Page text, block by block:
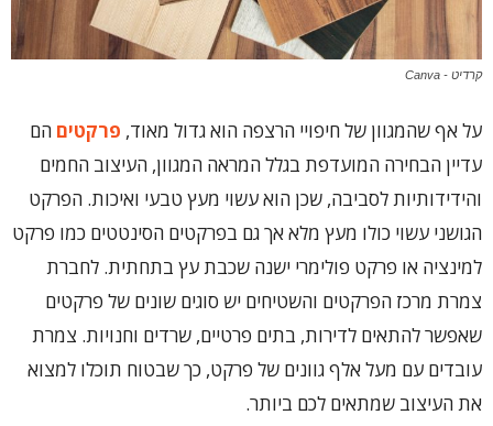
קרדיט - Canva
על אף שהמגוון של חיפויי הרצפה הוא גדול מאוד, פרקטים הם
עדיין הבחירה המועדפת בגלל המראה המגוון, העיצוב החמים
והידידותיות לסביבה, שכן הוא עשוי מעץ טבעי ואיכות. הפרקט
הגושני עשוי כולו מעץ מלא אך גם בפרקטים הסינטטים כמו פרקט
למינציה או פרקט פולימרי ישנה שכבת עץ בתחתית. לחברת
צמרת מרכז הפרקטים והשטיחים יש סוגים שונים של פרקטים
שאפשר להתאים לדירות, בתים פרטיים, שרדים וחנויות. צמרת
עובדים עם מעל אלף גוונים של פרקט, כך שבטוח תוכלו למצוא
את העיצוב שמתאים לכם ביותר.